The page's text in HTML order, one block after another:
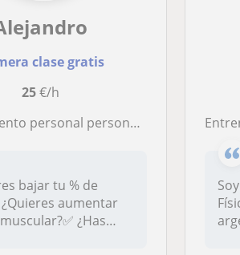
clase gratis
25€/h
personalizado, adaptado a ti y tus objetivos
bajar tu % de
¿Quieres aumentar
¿Has